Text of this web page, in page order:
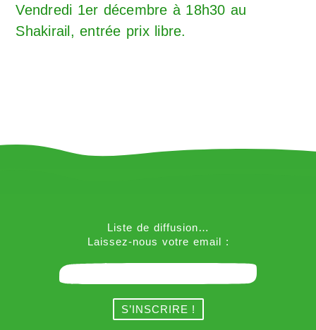
Vendredi 1er décembre à 18h30 au
Shakirail, entrée prix libre.
Liste de diffusion…
Laissez-nous votre email :